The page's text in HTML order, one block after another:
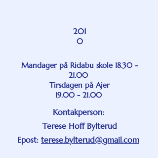
201
0
Mandager på Ridabu skole 18.30 -
21.00
Tirsdagen på Ajer
19.00 - 21.00
Kontakperson:
Terese Hoff Bylterud
Epost: terese.bylterud@gmail.com